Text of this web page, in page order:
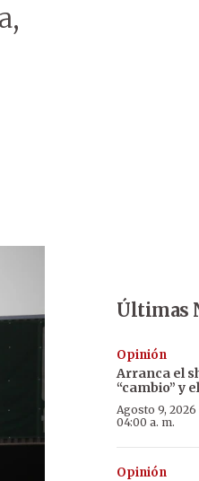
Últimas
Opinión
Arranca el
“cambio” y
Agosto 9, 2026
04:00 a. m.
Opinión